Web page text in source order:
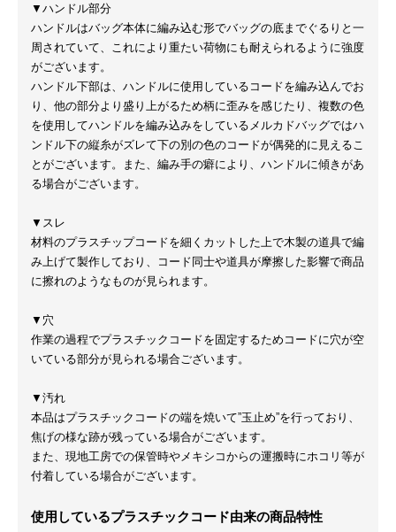
▼ハンドル部分
ハンドルはバッグ本体に編み込む形でバッグの底までぐるりと一
周されていて、これにより重たい荷物にも耐えられるように強度
がございます。
ハンドル下部は、ハンドルに使用しているコードを編み込んでお
り、他の部分より盛り上がるため柄に歪みを感じたり、複数の色
を使用してハンドルを編み込みをしているメルカドバッグではハ
ンドル下の縦糸がズレて下の別の色のコードが偶発的に見えるこ
とがございます。また、編み手の癖により、ハンドルに傾きがあ
る場合がございます。
▼スレ
材料のプラスチップコードを細くカットした上で木製の道具で編
み上げて製作しており、コード同士や道具が摩擦した影響で商品
に擦れのようなものが見られます。
▼穴
作業の過程でプラスチックコードを固定するためコードに穴が空
いている部分が見られる場合ございます。
▼汚れ
本品はプラスチックコードの端を焼いて”玉止め”を行っており、
焦げの様な跡が残っている場合がございます。
また、現地工房での保管時やメキシコからの運搬時にホコリ等が
付着している場合がございます。
使用しているプラスチックコード由来の商品特性